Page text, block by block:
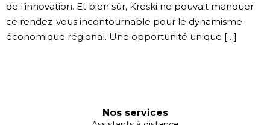
de l’innovation. Et bien sûr, Kreski ne pouvait manquer
ce rendez-vous incontournable pour le dynamisme
économique régional. Une opportunité unique […]
Nos services